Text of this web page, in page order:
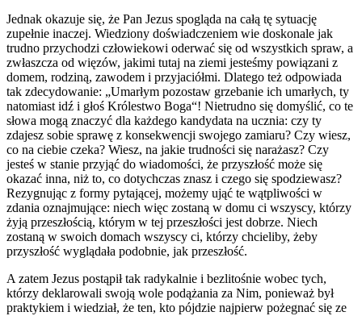
Jednak okazuje się, że Pan Jezus spogląda na całą tę sytuację
zupełnie inaczej. Wiedziony doświadczeniem wie doskonale jak
trudno przychodzi człowiekowi oderwać się od wszystkich spraw, a
zwłaszcza od więzów, jakimi tutaj na ziemi jesteśmy powiązani z
domem, rodziną, zawodem i przyjaciółmi. Dlatego też odpowiada
tak zdecydowanie: „Umarłym pozostaw grzebanie ich umarłych, ty
natomiast idź i głoś Królestwo Boga“! Nietrudno się domyślić, co te
słowa mogą znaczyć dla każdego kandydata na ucznia: czy ty
zdajesz sobie sprawę z konsekwencji swojego zamiaru? Czy wiesz,
co na ciebie czeka? Wiesz, na jakie trudności się narażasz? Czy
jesteś w stanie przyjąć do wiadomości, że przyszłość może się
okazać inna, niż to, co dotychczas znasz i czego się spodziewasz?
Rezygnując z formy pytającej, możemy ująć te wątpliwości w
zdania oznajmujące: niech więc zostaną w domu ci wszyscy, którzy
żyją przeszłością, którym w tej przeszłości jest dobrze. Niech
zostaną w swoich domach wszyscy ci, którzy chcieliby, żeby
przyszłość wyglądała podobnie, jak przeszłość.
A zatem Jezus postąpił tak radykalnie i bezlitośnie wobec tych,
którzy deklarowali swoją wole podążania za Nim, ponieważ był
praktykiem i wiedział, że ten, kto pójdzie najpierw pożegnać się ze